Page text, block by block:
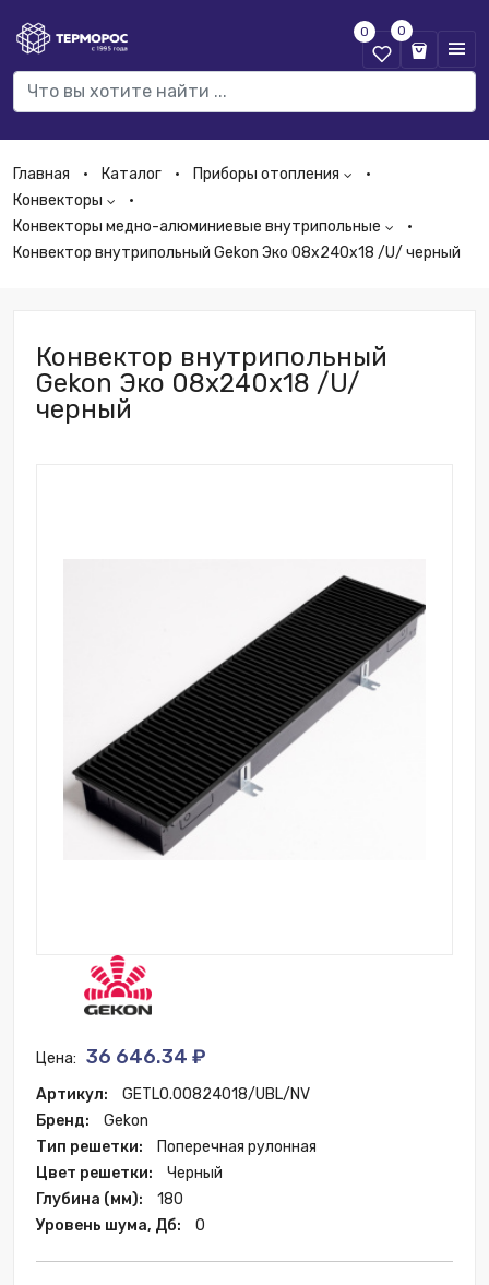
0 0
Главная Каталог
Приборы отопления
Конвекторы
Конвекторы медно-алюминиевые внутрипольные
Конвектор внутрипольный Gekon Эко 08х240х18 /U/ черный
Конвектор внутрипольный
Gekon Эко 08х240х18 /U/
черный
Цена: 36 646.34 ₽
Артикул:
GETL0.00824018/UBL/NV
Бренд:
Gekon
Тип решетки:
Поперечная рулонная
Цвет решетки:
Черный
Глубина (мм):
180
Уровень шума, Дб:
0